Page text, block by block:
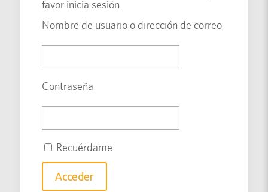
favor inicia sesión.
Nombre de usuario o dirección de correo
Contraseña
Recuérdame